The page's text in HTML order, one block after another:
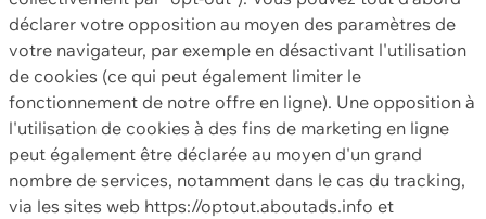
déclarer votre opposition au moyen des paramètres de
votre navigateur, par exemple en désactivant l'utilisation
de cookies (ce qui peut également limiter le
fonctionnement de notre offre en ligne). Une opposition à
l'utilisation de cookies à des fins de marketing en ligne
peut également être déclarée au moyen d'un grand
nombre de services, notamment dans le cas du tracking,
via les sites web https://optout.aboutads.info et